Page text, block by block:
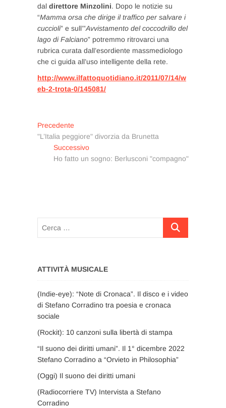
dal direttore Minzolini. Dopo le notizie su
“Mamma orsa che dirige il traffico per salvare i
cuccioli” e sull’”Avvistamento del coccodrillo del
lago di Falciano” potremmo ritrovarci una
rubrica curata dall’esordiente massmediologo
che ci guida all’uso intelligente della rete.
http://www.ilfattoquotidiano.it/2011/07/14/w
eb-2-trota-0/145081/
Navigazione
articoli
Precedente
precedente:
"L’Italia peggiore" divorzia da Brunetta
SuccessivoArticolo
successivo:
Ho fatto un sogno: Berlusconi "compagno"
Cerca
ATTIVITÀ MUSICALE
(Indie-eye): “Note di Cronaca”. Il disco e i video
di Stefano Corradino tra poesia e cronaca
sociale
(Rockit): 10 canzoni sulla libertà di stampa
“Il suono dei diritti umani”. Il 1° dicembre 2022
Stefano Corradino a “Orvieto in Philosophia”
(Oggi) Il suono dei diritti umani
(Radiocorriere TV) Intervista a Stefano
Corradino